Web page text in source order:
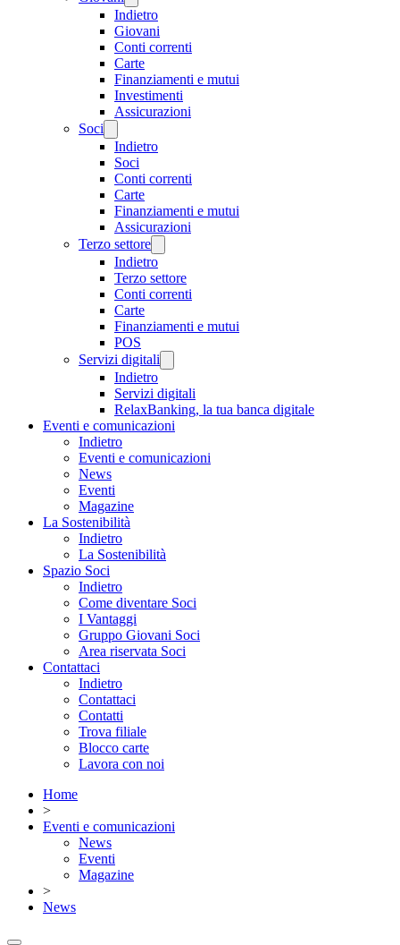
Indietro
Giovani
Conti correnti
Carte
Finanziamenti e mutui
Investimenti
Assicurazioni
Soci
Indietro
Soci
Conti correnti
Carte
Finanziamenti e mutui
Assicurazioni
Terzo settore
Indietro
Terzo settore
Conti correnti
Carte
Finanziamenti e mutui
POS
Servizi digitali
Indietro
Servizi digitali
RelaxBanking, la tua banca digitale
Eventi e comunicazioni
Indietro
Eventi e comunicazioni
News
Eventi
Magazine
La Sostenibilità
Indietro
La Sostenibilità
Spazio Soci
Indietro
Come diventare Soci
I Vantaggi
Gruppo Giovani Soci
Area riservata Soci
Contattaci
Indietro
Contattaci
Contatti
Trova filiale
Blocco carte
Lavora con noi
Home
>
Eventi e comunicazioni
News
Eventi
Magazine
>
News